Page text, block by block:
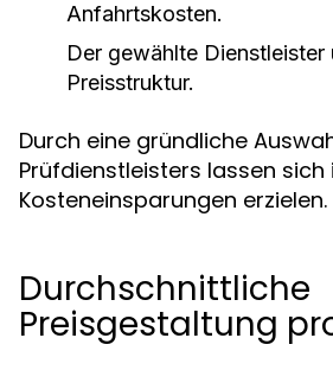
Anfahrtskosten.
Der gewählte Dienstleister
Preisstruktur.
Durch eine gründliche
Prüfdienstleisters lassen sich
Kosteneinsparungen erzielen.
Durchschnittliche
Preisgestaltung